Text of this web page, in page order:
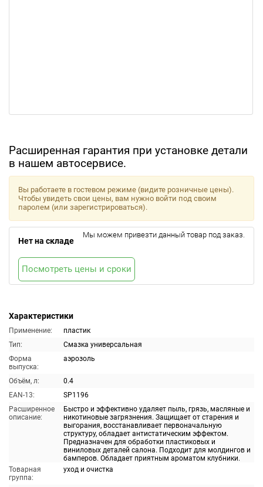
Расширенная гарантия при установке детали
в нашем автосервисе.
Характеристики
Применение:
пластик
Тип:
Смазка универсальная
Форма
выпуска:
аэрозоль
Объём, л:
0.4
EAN-13:
SP1196
Расширенное
описание:
Быстро и эффективно удаляет пыль, грязь, масляные и
никотиновые загрязнения. Защищает от старения и
выгорания, восстанавливает первоначальную
структуру, обладает антистатическим эффектом.
Предназначен для обработки пластиковых и
виниловых деталей салона. Подходит для молдингов и
бамперов. Обладает приятным ароматом клубники.
Товарная
группа:
уход и очистка
Вы работаете в гостевом режиме (видите розничные цены).
Чтобы увидеть свои цены, вам нужно войти под своим
паролем (или зарегистрироваться).
Нет на складе
Мы можем привезти данный товар под заказ.
Посмотреть цены и сроки